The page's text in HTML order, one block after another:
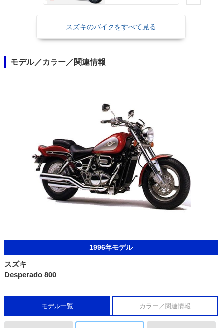
スズキのバイクをすべて見る
モデル／カラー／関連情報
1996年モデル
スズキ
Desperado 800
モデル一覧 カラー／関連情報